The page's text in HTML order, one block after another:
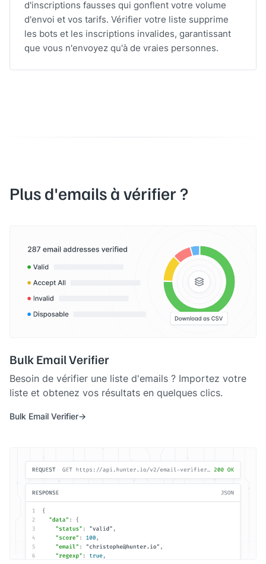
d'inscriptions fausses qui gonflent votre volume
d'envoi et vos tarifs. Vérifier votre liste supprime
les bots et les inscriptions invalides, garantissant
que vous n'envoyez qu'à de vraies personnes.
Plus d'emails à vérifier ?
Bulk Email Verifier
Besoin de vérifier une liste d'emails ? Importez votre
liste et obtenez vos résultats en quelques clics.
Bulk Email Verifier